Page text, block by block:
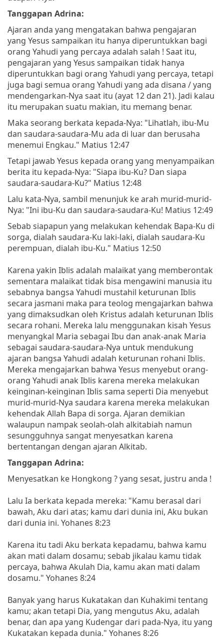
Tanggapan Adrina:
Ajaran anda yang mengatakan bahwa pengajaran
yang Yesus sampaikan itu hanya diperuntukkan bagi
orang Yahudi yang percaya adalah salah ! Saat itu,
pengajaran yang Yesus sampaikan tidak hanya
diperuntukkan bagi orang Yahudi yang percaya, tetapi
juga bagi semua orang Yahudi yang ada disana / yang
mendengarkan-Nya saat itu (ayat 12 dan 21). Jadi kalau
itu merupakan suatu makian, itu memang benar.
Maka seorang berkata kepada-Nya: "Lihatlah, ibu-Mu
dan saudara-saudara-Mu ada di luar dan berusaha
menemui Engkau." Matius 12:47
Tetapi jawab Yesus kepada orang yang menyampaikan
berita itu kepada-Nya: "Siapa ibu-Ku? Dan siapa
saudara-saudara-Ku?" Matius 12:48
Lalu kata-Nya, sambil menunjuk ke arah murid-murid-
Nya: "Ini ibu-Ku dan saudara-saudara-Ku! Matius 12:49
Sebab siapapun yang melakukan kehendak Bapa-Ku di
sorga, dialah saudara-Ku laki-laki, dialah saudara-Ku
perempuan, dialah ibu-Ku." Matius 12:50
Karena yakin Iblis adalah malaikat yang memberontak
sementara malaikat tidak bisa mengawini manusia itu
sebabnya bangsa Yahudi mustahil keturunan Iblis
secara jasmani maka para teolog mengajarkan bahwa
yang dimaksudkan oleh Kristus adalah keturunan Iblis
secara rohani. Mereka lalu menggunakan kisah Yesus
menyangkal Maria sebagai Ibu dan anak-anak Maria
sebagai saudara-saudara-Nya untuk mendukung
ajaran bangsa Yahudi adalah keturunan rohani Iblis.
Mereka mengajarkan bahwa Yesus menyebut orang-
orang Yahudi anak Iblis karena mereka melakukan
keinginan-keinginan Iblis sama seperti Dia menyebut
murid-murid-Nya saudara karena mereka melakukan
kehendak Allah Bapa di sorga. Ajaran demikian
walaupun nampak seolah-olah alkitabiah namun
sesungguhnya sangat menyesatkan karena
bertentangan dengan ajaran Alkitab.
Tanggapan Adrina:
Menyesatkan ke Hongkong ? yang sesat, justru anda !
Lalu Ia berkata kepada mereka: "Kamu berasal dari
bawah, Aku dari atas; kamu dari dunia ini, Aku bukan
dari dunia ini. Yohanes 8:23
Karena itu tadi Aku berkata kepadamu, bahwa kamu
akan mati dalam dosamu; sebab jikalau kamu tidak
percaya, bahwa Akulah Dia, kamu akan mati dalam
dosamu." Yohanes 8:24
Banyak yang harus Kukatakan dan Kuhakimi tentang
kamu; akan tetapi Dia, yang mengutus Aku, adalah
benar, dan apa yang Kudengar dari pada-Nya, itu yang
Kukatakan kepada dunia." Yohanes 8:26